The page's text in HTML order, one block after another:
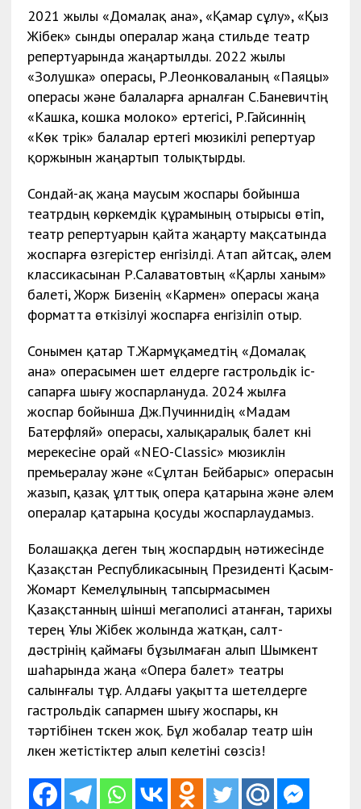
2021 жылы «Домалақ ана», «Қамар сұлу», «Қыз
Жібек» сынды опералар жаңа стильде театр
репертуарында жаңартылды. 2022 жылы
«Золушка» операсы, Р.Леонковаланың «Паяцы»
операсы және балаларға арналған С.Баневичтің
«Кашка, кошка молоко» ертегісі, Р.Гайсиннің
«Көк түрік» балалар ертегі мюзикілі репертуар
қоржынын жаңартып толықтырды.
Сондай-ақ жаңа маусым жоспары бойынша
театрдың көркемдік құрамының отырысы өтіп,
театр репертуарын қайта жаңарту мақсатында
жоспарға өзгерістер енгізілді. Атап айтсақ, әлем
классикасынан Р.Салаватовтың «Қарлы ханым»
балеті, Жорж Бизенің «Кармен» операсы жаңа
форматта өткізілуі жоспарға енгізіліп отыр.
Сонымен қатар Т.Жармұқамедтің «Домалақ
ана» операсымен шет елдерге гастрольдік іс-
сапарға шығу жоспарлануда. 2024 жылға
жоспар бойынша Дж.Пучиннидің «Мадам
Батерфляй» операсы, халықаралық балет күні
мерекесіне орай «NEO-Classic» мюзиклін
премьералау және «Сұлтан Бейбарыс» операсын
жазып, қазақ ұлттық опера қатарына және әлем
опералар қатарына қосуды жоспарлаудамыз.
Болашаққа деген тың жоспардың нәтижесінде
Қазақстан Республикасының Президенті Қасым-
Жомарт Кемелұлының тапсырмасымен
Қазақстанның үшінші мегаполисі атанған, тарихы
терең Ұлы Жібек жолында жатқан, салт-
дәстүрінің қаймағы бұзылмаған алып Шымкент
шаһарында жаңа «Опера балет» театры
салынғалы тұр. Алдағы уақытта шетелдерге
гастрольдік сапармен шығу жоспары, күн
тәртібінен түскен жоқ. Бұл жобалар театр үшін
үлкен жетістіктер алып келетіні сөзсіз!